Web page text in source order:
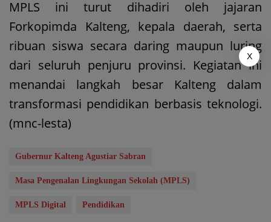
MPLS ini turut dihadiri oleh jajaran
Forkopimda Kalteng, kepala daerah, serta
ribuan siswa secara daring maupun luring
dari seluruh penjuru provinsi. Kegiatan ini
menandai langkah besar Kalteng dalam
transformasi pendidikan berbasis teknologi.
(mnc-lesta)
Gubernur Kalteng Agustiar Sabran
Masa Pengenalan Lingkungan Sekolah (MPLS)
MPLS Digital Pendidikan
X